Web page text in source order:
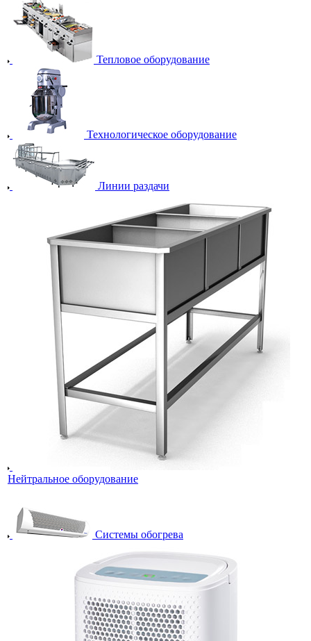
Тепловое оборудование
Технологическое оборудование
Линии раздачи
Нейтральное оборудование
Системы обогрева